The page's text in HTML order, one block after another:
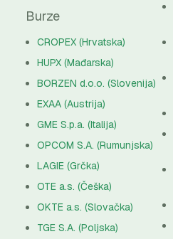
Burze
CROPEX (Hrvatska)
HUPX (Mađarska)
BORZEN d.o.o. (Slovenija)
EXAA (Austrija)
GME S.p.a. (Italija)
OPCOM S.A. (Rumunjska)
LAGIE (Grčka)
OTE a.s. (Češka)
OKTE a.s. (Slovačka)
TGE S.A. (Poljska)